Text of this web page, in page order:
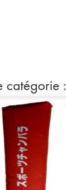
catégorie :